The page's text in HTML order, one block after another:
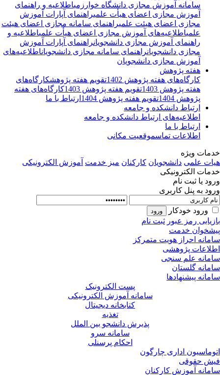
سامانه آموزش مجازی دانشگاه خوارزمیاطلاعیه و راهنمای
آموزش مجازی اعضای هیأت علمیراهنمای آپارات آموزش
مجازی اعضای هیئت علمیراهنمای سامانه مجازی اعضای هیئت
علمیاطلاعیه‌‌های آموزش مجازی اعضای هیأت علمیاطلاعیه و
راهنمای آموزش مجازی دانشجویانراهنمای آپارات آموزش
مجازی دانشجویانراهنمای سامانه مجازی دانشجویاناطلاعیه‌‌های
آموزش مجازی دانشجویان
هفته پژوهش
کارگاه‌های هفته پژوهش 1402
تقویم هفته پژوهشکارگاه‌های
هفته پژوهش 1403
تقویم هفته پژوهش 1403
کارگاه‌های هفته
پژوهش 1404
تقویم هفته پژوهش 1404
ارتباط با ما
ارتباط دانشکده و جامعه
اطلاعیه‌های ارتباط دانشکده و جامعه
ارتباط با ما
اطلاعات تماسموقعیت مکانی
ویژه
علمی دانشجویان کارکنان میز خدمت آموزش الکترونیکی
الکترونیکی
یا ثبت نام
به پنل کاربری
ورود خودکار
رمز عبور ثبت نام
خدمت
احراز هویت متمرکز
پژوهشی
علم سنجی
گلستان
پیشنهادها
پست الکترونیک
سامانه آموزش الکترونیکی
کتابخانه دیجیتال
تغذیه
پذیرش دانشجو بین الملل
سامانه سرو
احکام پرسنلی
اداری چارگون
حقوقی
آموزش کارکنان